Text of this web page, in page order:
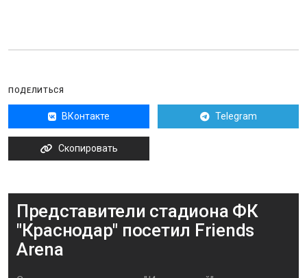
ПОДЕЛИТЬСЯ
ВКонтакте Telegram
Скопировать
Представители стадиона ФК
"Краснодар" посетил Friends
Arena